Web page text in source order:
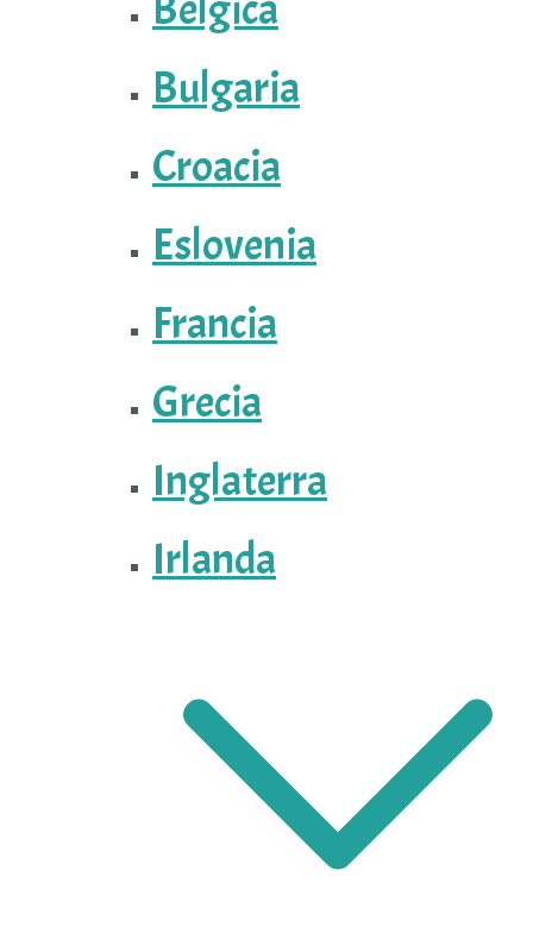
Bulgaria
Croacia
Eslovenia
Francia
Grecia
Inglaterra
Irlanda